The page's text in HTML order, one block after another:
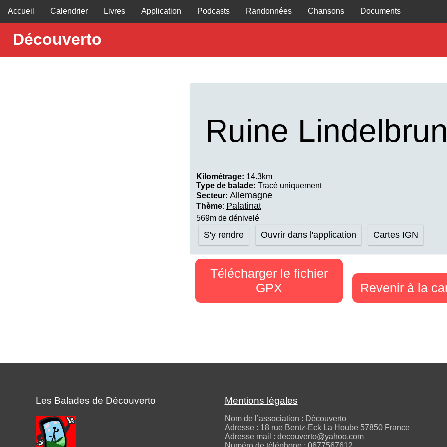
Accueil Calendrier Livres Application Podcasts Randonnées Chansons Documents
Découverto
Ruine
Kilométrage: 14.3km
Type de balade: Tracé uniquement
Secteur: Allemagne
Thème: Palatinat
569m de dénivelé
S'y rendre Ouvrir dans l'application Cartes IGN
Télécharger le fichier
GPX
Revenir à la
Les Balades de Découverto Mentions légales
Nom de l’association : Découverto
Adresse : 18 rue Bentz-Eck La Hoube 57850 France
Adresse mail : decouverto@yahoo.com
Numéro de téléphone : 0677567612